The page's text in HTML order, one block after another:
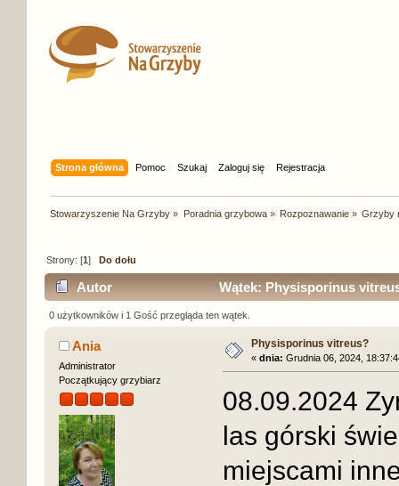
Strona główna Pomoc Szukaj Zaloguj się Rejestracja
Stowarzyszenie Na Grzyby » Poradnia grzybowa» Rozpoznawanie» Grzyby
Strony: [1]Do dołu
Autor Wątek: Physisporinus
0 użytkowników i 1 Gość przegląda ten wątek.
Ania
Administrator
Początkujący grzybiarz
Physisporinus vitreus?
« dnia: Grudnia 06, 2024,
08.09.2024
las górski
miejscami